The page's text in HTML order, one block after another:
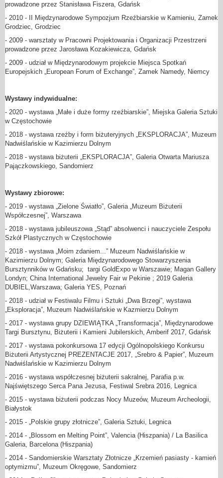
prowadzone przez Stanisława Fiszera, Gdańsk
- 2010 - II Międzynarodowe Sympozjum Rzeźbiarskie w Kamieniu, Zamek
Grodziec, Grodziec
- 2009 - warsztaty w Pracowni Projektowania i Organizacji Przestrzeni
prowadzone przez Jarosława Kozakiewicza, Gdańsk
- 2009 - udział w Międzynarodowym projekcie Miejsca Spotkań
Europejskich „European Forum of Exchange”, Zamek Namedy, Niemcy
Wystawy indywidualne:
- 2020 - wystawa „Małe i duże formy rzeźbiarskie”, Miejska Galeria Sztuki
w Częstochowie
- 2018 - wystawa rzeźby i form biżuteryjnych „EKSPLORACJA”, Muzeum
Nadwiślańskie w Kazimierzu Dolnym
- 2018 - wystawa biżuterii „EKSPLORACJA”, Galeria Otwarta Mariusza
Pajączkowskiego, Sandomierz
Wystawy zbiorowe:
- 2019 - wystawa „Zielone Światło”, Galeria „Muzeum Biżuterii
Współczesnej”, Warszawa
- 2018 - wystawa jubileuszowa „Stąd” absolwenci i nauczyciele Zespołu
Szkół Plastycznych w Częstochowie
- 2018 - wystawa „Moim zdaniem...” Muzeum Nadwiślańskie w
Kazimierzu Dolnym; Galeria Międzynarodowego Stowarzyszenia
Bursztynników w Gdańsku; targi GoldExpo w Warszawie; Magan Gallery
Londyn; China International Jewelry Fair w Pekinie ; 2019 Galeria
DUBIEL,Warszawa; Galeria YES, Poznań
- 2018 - udział w Festiwalu Filmu i Sztuki „Dwa Brzegi”, wystawa
„Eksploracja”, Muzeum Nadwiślańskie w Kazmierzu Dolnym
- 2017 - wystawa grupy DZIEWIĄTKA „Transformacja”, Międzynarodowe
Targi Bursztynu, Biżuterii i Kamieni Jubilerskich, Amberif 2017, Gdańsk
- 2017 - wystawa pokonkursowa 17 edycji Ogólnopolskiego Konkursu
Biżuterii Artystycznej PREZENTACJE 2017, „Srebro & Papier”, Muzeum
Nadwiślańskie w Kazimierzu Dolnym
- 2016 - wystawa współczesnej biżuterii sakralnej, Parafia p.w.
Najświętszego Serca Pana Jezusa, Festiwal Srebra 2016, Legnica
- 2015 - wystawa biżuterii podczas Nocy Muzeów, Muzeum Archeologii,
Białystok
- 2015 - „Polskie grupy złotnicze”, Galeria Sztuki, Legnica
- 2014 - „Blossom en Melting Point”, Valencia (Hiszpania) / La Basilica
Galeria, Barcelona (Hiszpania)
- 2014 - Sandomierskie Warsztaty Złotnicze „Krzemień pasiasty - kamień
optymizmu”, Muzeum Okręgowe, Sandomierz